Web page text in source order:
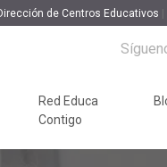
de Centros Educativos
Red Educa
Contigo